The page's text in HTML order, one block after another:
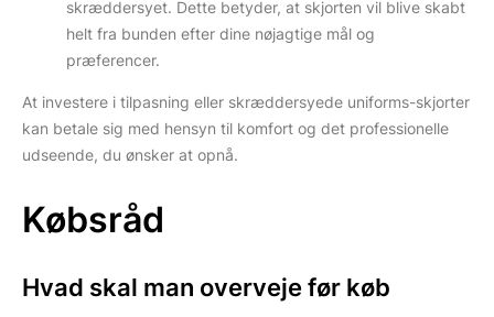
skræddersyet. Dette betyder, at skjorten vil blive skabt
helt fra bunden efter dine nøjagtige mål og
præferencer.
At investere i tilpasning eller skræddersyede uniforms-skjorter
kan betale sig med hensyn til komfort og det professionelle
udseende, du ønsker at opnå.
Købsråd
Hvad skal man overveje før køb